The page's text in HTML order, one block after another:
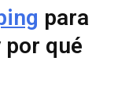
para
qué